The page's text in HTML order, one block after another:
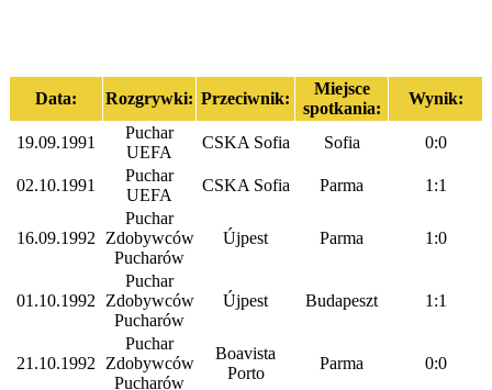
Data: Rozgrywki: Przeciwnik:
Miejsce
spotkania:
Wynik:
19.09.1991
Puchar
UEFA
CSKA Sofia Sofia 0:0
02.10.1991
Puchar
UEFA
CSKA Sofia Parma 1:1
16.09.1992
Puchar
Zdobywców
Pucharów
Újpest Parma 1:0
01.10.1992
Puchar
Zdobywców
Pucharów
Újpest Budapeszt 1:1
21.10.1992
Puchar
Zdobywców
Pucharów
Boavista
Porto
Parma 0:0